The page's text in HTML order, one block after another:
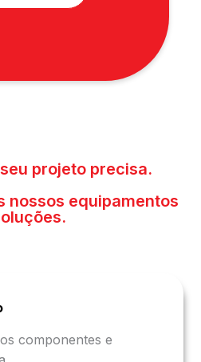
projeto precisa.
nossos equipamentos
componentes e